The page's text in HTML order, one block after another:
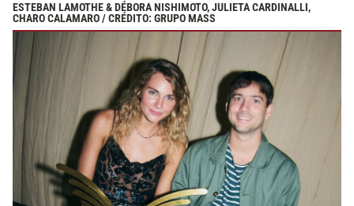
ESTEBAN LAMOTHE & DÉBORA NISHIMOTO, JULIETA CARDINALLI,
CHARO CALAMARO / CRÉDITO: GRUPO MASS